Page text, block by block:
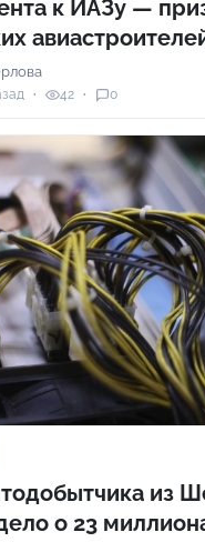
к ИАЗу —
42 0
из
о 23